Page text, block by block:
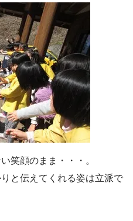
笑顔のまま・・・。
と伝えてくれる姿は立派で